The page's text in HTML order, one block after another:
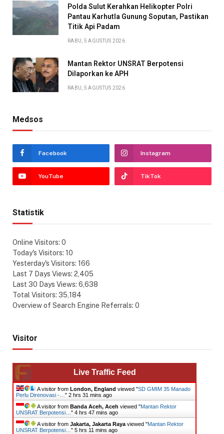
Polda Sulut Kerahkan Helikopter Polri
Pantau Karhutla Gunung Soputan, Pastikan
Titik Api Padam
RABU, 5 AGUSTUS 2026
Mantan Rektor UNSRAT Berpotensi
Dilaporkan ke APH
RABU, 5 AGUSTUS 2026
Medsos
Facebook Instagram
YouTube TikTok
Statistik
Online Visitors: 0
Today's Visitors: 10
Yesterday's Visitors: 166
Last 7 Days Views: 2,405
Last 30 Days Views: 6,638
Total Visitors: 35,184
Overview of Search Engine Referrals: 0
Visitor
Live Traffic Feed
A visitor from London, England viewed "SD GMIM 35 Manado
Perlu Direnovasi -…" 2 hrs 31 mins ago
A visitor from Banda Aceh, Aceh viewed "Mantan Rektor
UNSRAT Berpotensi…" 4 hrs 47 mins ago
A visitor from Jakarta, Jakarta Rayaviewed "Mantan Rektor
UNSRAT Berpotensi…" 5 hrs 11 mins ago